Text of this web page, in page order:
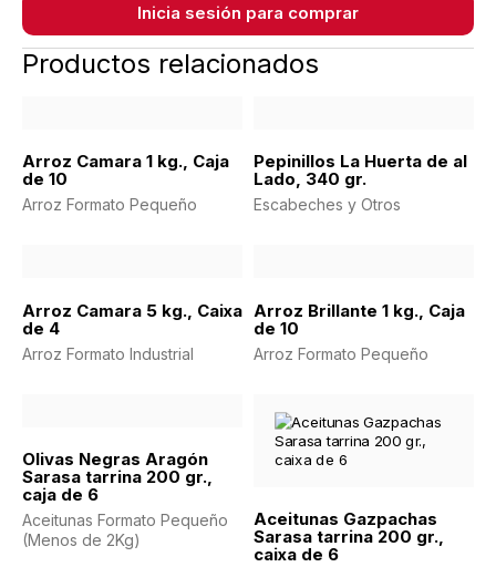
Inicia sesión para comprar
Productos relacionados
Arroz Camara 1 kg., Caja
de 10
Arroz Formato Pequeño
Pepinillos La Huerta de al
Lado, 340 gr.
Escabeches y Otros
Arroz Camara 5 kg., Caixa
de 4
Arroz Formato Industrial
Arroz Brillante 1 kg., Caja
de 10
Arroz Formato Pequeño
Olivas Negras Aragón
Sarasa tarrina 200 gr.,
caja de 6
Aceitunas Formato Pequeño
(Menos de 2Kg)
Aceitunas Gazpachas
Sarasa tarrina 200 gr.,
caixa de 6